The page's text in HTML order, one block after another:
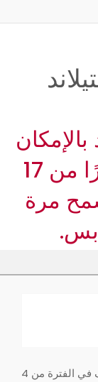
تسليم الملابس. واعتبارًا من 17
سيُسمح مرة
سيتم إغلاق بنك الملابس خلال فصل الصيف في الفترة من 4